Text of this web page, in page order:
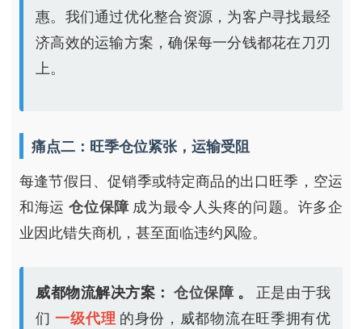
惠。我们通过优化整合资源，为客户寻找最经
济高效的运输方案，确保每一分钱都花在刀刃
上。
痛点二：旺季仓位紧张，运输受阻
每逢节假日、促销季或特定商品的出口旺季，空运
和海运仓位保障 成为最令人头疼的问题。许多企
业因此错失商机，甚至面临违约风险。
威都物流解决方案：仓位保障 。 正是由于我
们一级代理 的身份，威都物流在旺季拥有优